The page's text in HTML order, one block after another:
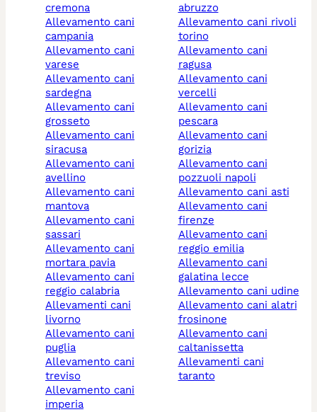
cremona
allevamento cani
campania
allevamento cani
varese
allevamento cani
sardegna
allevamento cani
grosseto
allevamento cani
siracusa
allevamento cani
avellino
allevamento cani
mantova
allevamento cani
sassari
allevamento cani
mortara pavia
allevamento cani
reggio calabria
allevamenti cani
livorno
allevamento cani
puglia
allevamento cani
treviso
allevamento cani
imperia
abruzzo
allevamento cani rivoli
torino
allevamento cani
ragusa
allevamento cani
vercelli
allevamento cani
pescara
allevamento cani
gorizia
allevamento cani
pozzuoli napoli
allevamento cani asti
allevamento cani
firenze
allevamento cani
reggio emilia
allevamento cani
galatina lecce
allevamento cani udine
allevamento cani alatri
frosinone
allevamento cani
caltanissetta
allevamenti cani
taranto